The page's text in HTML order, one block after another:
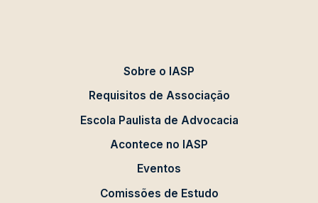
Sobre o IASP
Requisitos de Associação
Escola Paulista de Advocacia
Acontece no IASP
Eventos
Comissões de Estudo